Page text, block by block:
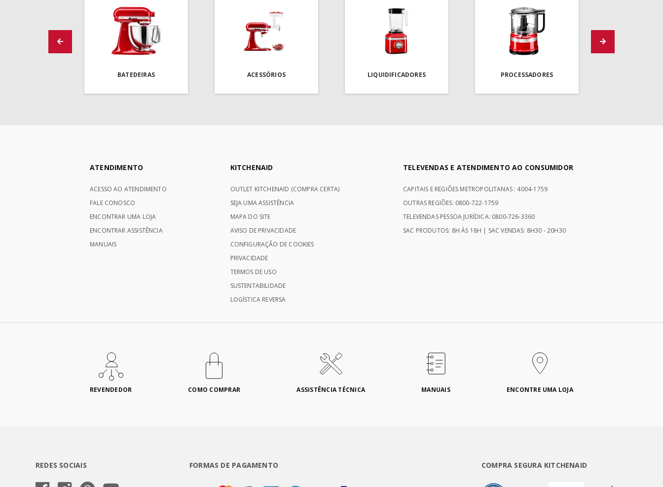
BATEDEIRAS ACESSÓRIOS LIQUIDIFICADORES PROCESSADORES
ATENDIMENTO
ACESSO AO ATENDIMENTO
FALE CONOSCO
ENCONTRAR UMA LOJA
ENCONTRAR ASSISTÊNCIA
MANUAIS
KITCHENAID
OUTLET KITCHENAID (COMPRA CERTA)
SEJA UMA ASSISTÊNCIA
MAPA DO SITE
AVISO DE PRIVACIDADE
CONFIGURAÇÃO DE COOKIES
PRIVACIDADE
TERMOS DE USO
SUSTENTABILIDADE
LOGÍSTICA REVERSA
TELEVENDAS E ATENDIMENTO AO CONSUMIDOR
CAPITAIS E REGIÕES METROPOLITANAS : 4004-1759
OUTRAS REGIÕES: 0800-722-1759
TELEVENDAS PESSOA JURÍDICA: 0800-726-3360
SAC PRODUTOS: 8H ÀS 18H | SAC VENDAS: 8H30 - 20H30
REVENDEDOR COMO COMPRAR ASSISTÊNCIA TÉCNICA MANUAIS ENCONTRE UMA LOJA
REDES SOCIAIS FORMAS DE PAGAMENTO COMPRA SEGURA KITCHENAID